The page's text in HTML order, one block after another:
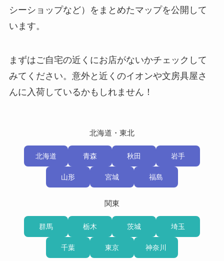
シーショップなど）をまとめたマップを公開して
います。
まずはご自宅の近くにお店がないかチェックして
みてください。意外と近くのイオンや文房具屋さ
んに入荷しているかもしれません！
北海道・東北
北海道 青森 秋田 岩手
山形 宮城 福島
関東
群馬 栃木 茨城 埼玉
千葉 東京 神奈川